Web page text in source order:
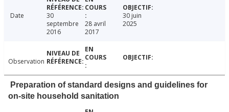
Date
30
septembre
2016
28 avril
2017
30 juin
2025
Observation
Preparation of standard designs and guidelines for
on-site household sanitation